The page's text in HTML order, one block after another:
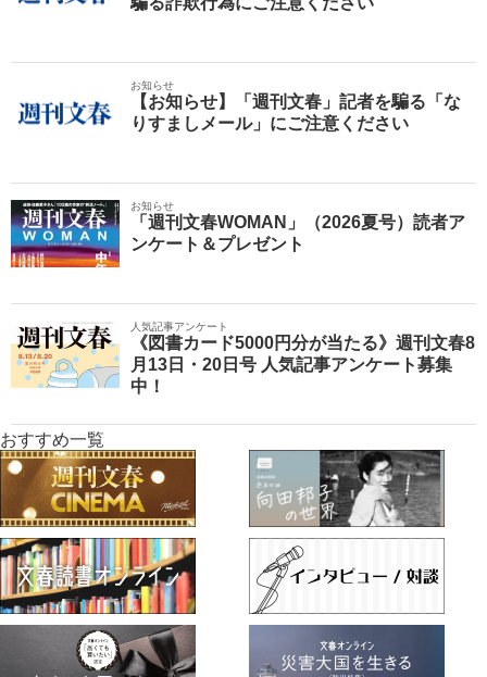
お知らせ
【お知らせ】「週刊文春」記者を騙る「な
りすましメール」にご注意ください
お知らせ
「週刊文春WOMAN」（2026夏号）読者ア
ンケート＆プレゼント
人気記事アンケート
《図書カード5000円分が当たる》週刊文春8
月13日・20日号 人気記事アンケート募集
中！
おすすめ一覧